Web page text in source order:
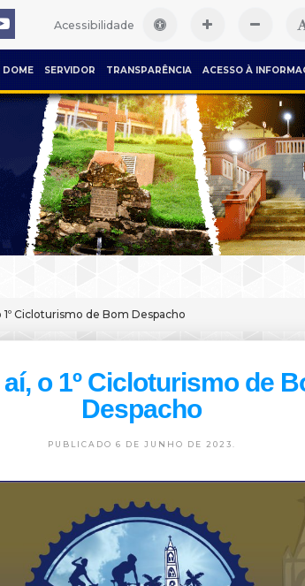
Acessibilidade
DOME SERVIDOR TRANSPARÊNCIA ACESSO À
1º Cicloturismo de Bom Despacho
o 1º Cicloturismo de
Despacho
PUBLICADO 6 DE JUNHO DE 2023.